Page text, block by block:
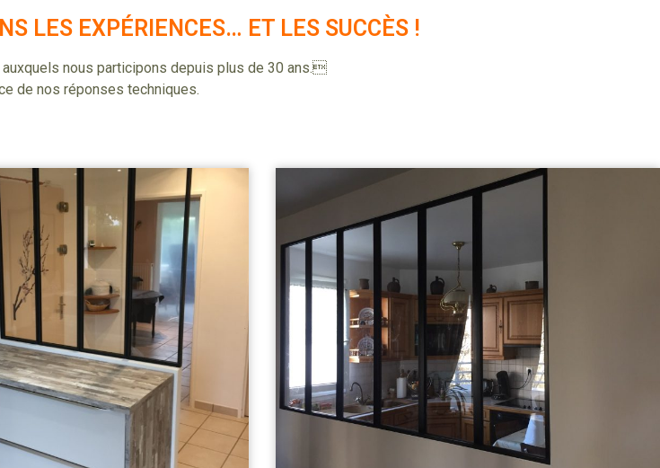
LES EXPÉRIENCES… ET LES SUCCÈS !
nous participons depuis plus de 30 ans.
de nos réponses techniques.